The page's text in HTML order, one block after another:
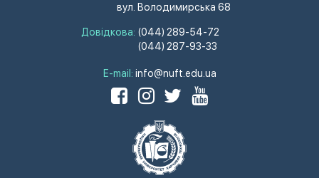
вул. Володимирська 68
Довідкова: (044) 289-54-72
(044) 287-93-33
E-mail: info@nuft.edu.ua